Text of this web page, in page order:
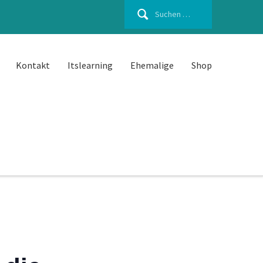
Suchen
Kontakt Itslearning Ehemalige Shop